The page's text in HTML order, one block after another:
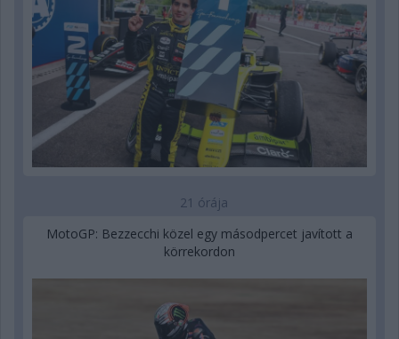
21 órája
MotoGP: Bezzecchi közel egy másodpercet javított a
körrekordon